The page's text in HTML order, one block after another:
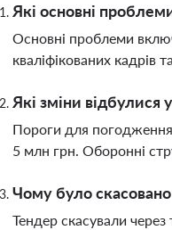
Які основні
Основні проблеми
кваліфікованих кадрів
Які зміни відбулися
Пороги для погодження
5 млн грн. Оборонні
Чому було
Тендер скасували